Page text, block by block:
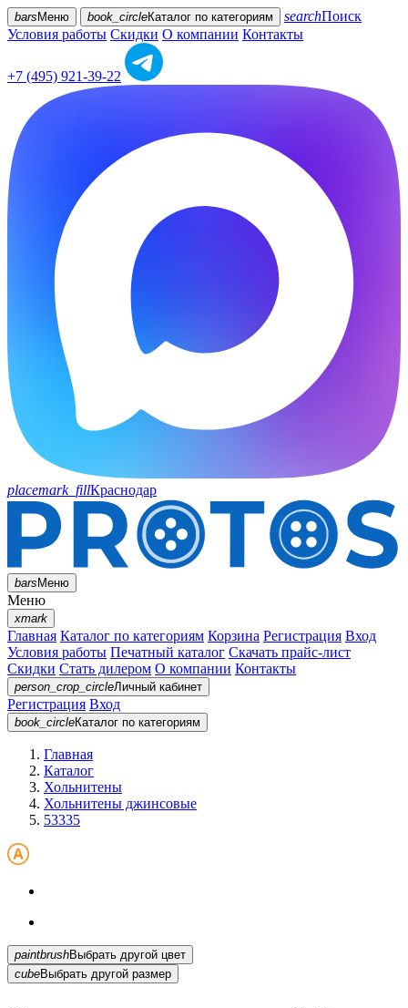
bars Меню book_circleКаталог по категориям searchПоиск
Условия работы Скидки О компании Контакты
+7 (495) 921-39-22
placemark_fillКраснодар
barsМеню
Меню
xmark
Главная Каталог по категориям Корзина Регистрация Вход
Условия работы Печатный каталог Скачать прайс-лист
Скидки Стать дилером О компании Контакты
person_crop_circleЛичный кабинет
Регистрация Вход
book_circleКаталог по категориям
Главная
Каталог
Хольнитены
Хольнитены джинсовые
53335
paintbrush
Выбрать другой цвет
cubeВыбрать другой размер